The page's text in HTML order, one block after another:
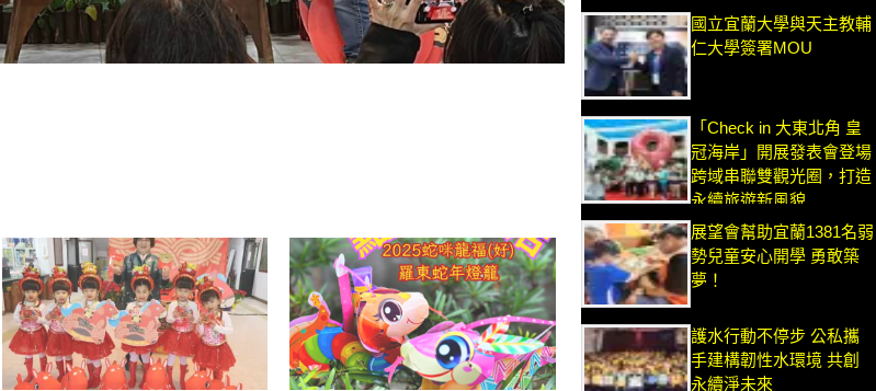
國立宜蘭大學與天主教輔
仁大學簽署MOU
「Check in 大東北角 皇
冠海岸」開展發表會登場
跨域串聯雙觀光圈，打造
永續旅遊新風貌
展望會幫助宜蘭1381名弱
勢兒童安心開學 勇敢築
夢！
護水行動不停步 公私攜
手建構韌性水環境 共創
永續淨未來